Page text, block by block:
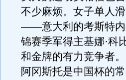
不少麻烦。女子单人
——意大利的考斯特内
锦赛季军得主基娜·科
和金牌的有力竞争者
阿冈斯托是中国杯的